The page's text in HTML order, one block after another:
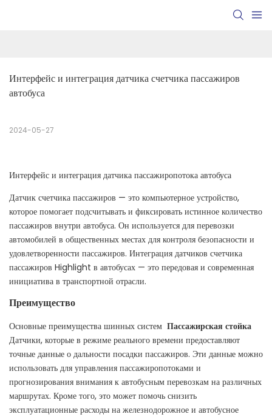
Интерфейс и интеграция датчика счетчика пассажиров
автобуса
2024-05-27
Интерфейс и интеграция датчика пассажиропотока автобуса
Датчик счетчика пассажиров — это компьютерное устройство,
которое помогает подсчитывать и фиксировать истинное количество
пассажиров внутри автобуса. Он используется для перевозки
автомобилей в общественных местах для контроля безопасности и
удовлетворенности пассажиров. Интеграция датчиков счетчика
пассажиров Highlight в автобусах — это передовая и современная
инициатива в транспортной отрасли.
Преимущество
Основные преимущества шинных систем Пассажирская стойка
Датчики, которые в режиме реального времени предоставляют
точные данные о дальности посадки пассажиров. Эти данные можно
использовать для управления пассажиропотоками и
прогнозирования внимания к автобусным перевозкам на различных
маршрутах. Кроме того, это может помочь снизить
эксплуатационные расходы на железнодорожное и автобусное